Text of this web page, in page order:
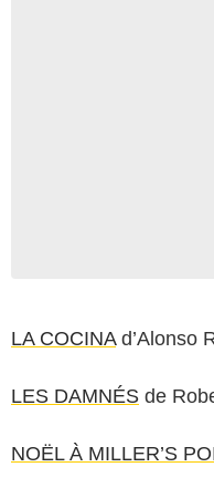
LA COCINAd’Alonso
LES DAMNÉS de
NOËL À MILLER’S